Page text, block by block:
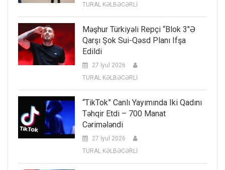
TURAL KƏLBƏCƏRLİ
Məşhur Türkiyəli Repçi “Blok 3″ə
Qarşı Şok Sui-Qəsd Planı Ifşa
Edildi
27 İyul 2026
TURAL KƏLBƏCƏRLİ
“TikTok” Canlı Yayımında Iki Qadını
Təhqir Etdi – 700 Manat
Cərimələndi
27 İyul 2026
TURAL KƏLBƏCƏRLİ